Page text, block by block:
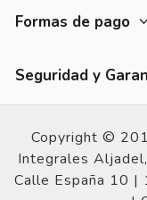
Formas de pago
Seguridad y
Copyright ©
Integrales
Calle España 10 |